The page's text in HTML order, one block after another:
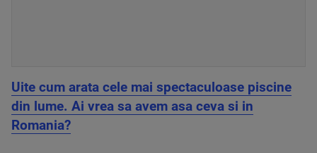
Uite cum arata cele mai spectaculoase piscine
din lume. Ai vrea sa avem asa ceva si in
Romania?